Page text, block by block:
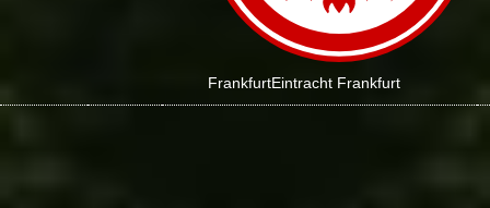
FrankfurtEintracht Frankfurt